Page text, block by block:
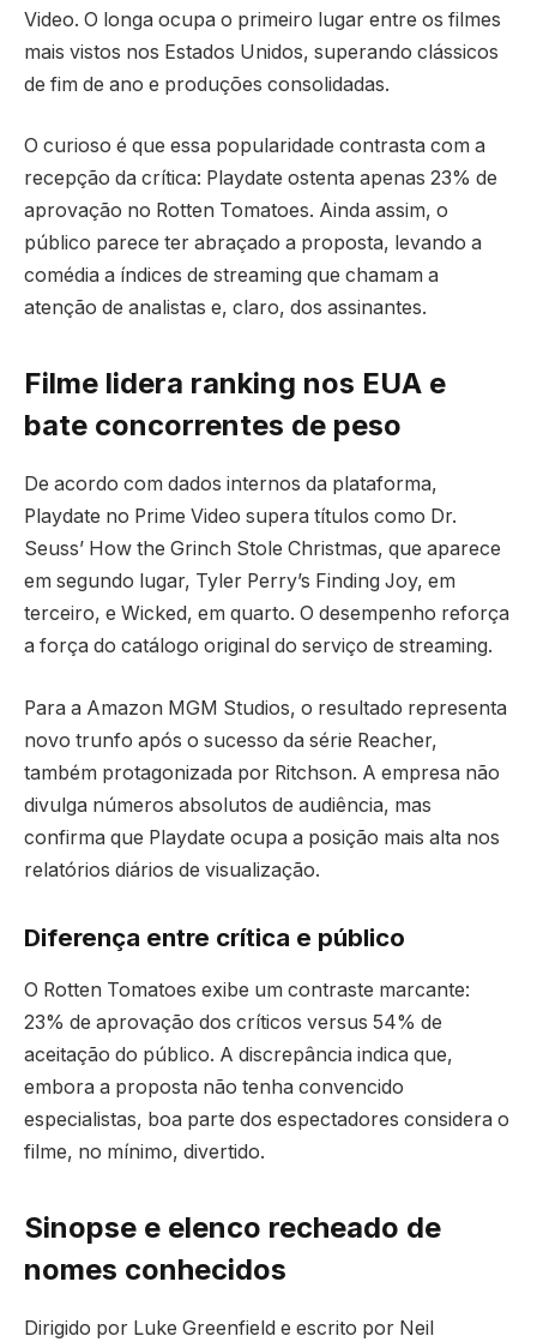
Video. O longa ocupa o primeiro lugar entre os filmes
mais vistos nos Estados Unidos, superando clássicos
de fim de ano e produções consolidadas.
O curioso é que essa popularidade contrasta com a
recepção da crítica: Playdate ostenta apenas 23% de
aprovação no Rotten Tomatoes. Ainda assim, o
público parece ter abraçado a proposta, levando a
comédia a índices de streaming que chamam a
atenção de analistas e, claro, dos assinantes.
Filme lidera ranking nos EUA e
bate concorrentes de peso
De acordo com dados internos da plataforma,
Playdate no Prime Video supera títulos como Dr.
Seuss’ How the Grinch Stole Christmas, que aparece
em segundo lugar, Tyler Perry’s Finding Joy, em
terceiro, e Wicked, em quarto. O desempenho reforça
a força do catálogo original do serviço de streaming.
Para a Amazon MGM Studios, o resultado representa
novo trunfo após o sucesso da série Reacher,
também protagonizada por Ritchson. A empresa não
divulga números absolutos de audiência, mas
confirma que Playdate ocupa a posição mais alta nos
relatórios diários de visualização.
Diferença entre crítica e público
O Rotten Tomatoes exibe um contraste marcante:
23% de aprovação dos críticos versus 54% de
aceitação do público. A discrepância indica que,
embora a proposta não tenha convencido
especialistas, boa parte dos espectadores considera o
filme, no mínimo, divertido.
Sinopse e elenco recheado de
nomes conhecidos
Dirigido por Luke Greenfield e escrito por Neil